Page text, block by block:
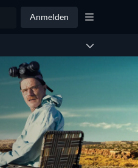
Anmelden